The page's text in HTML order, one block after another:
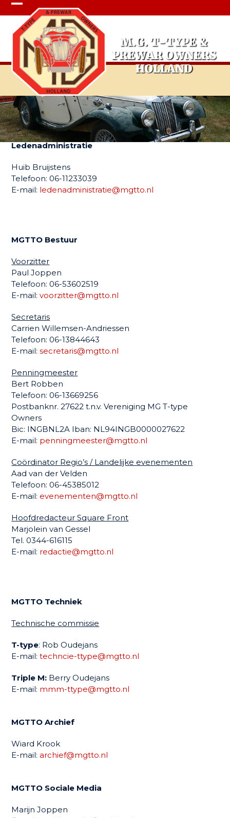
Open
mobile
menu
Close
mobile
menu
Contact
Ledenadministratie
Huib Bruijstens
Telefoon: 06-11233039
E-mail: ledenadministratie@mgtto.nl
MGTTO Bestuur
Voorzitter
Paul Joppen
Telefoon: 06-53602519
E-mail:voorzitter@mgtto.nl
Secretaris
Carrien Willemsen-Andriessen
Telefoon: 06-13844643
E-mail:secretaris@mgtto.nl
Penningmeester
Bert Robben
Telefoon: 06-13669256
Postbanknr. 27622 t.n.v. Vereniging MG T-type
Owners
Bic: INGBNL2A Iban: NL94INGB0000027622
E-mail: penningmeester@mgtto.nl
Coördinator Regio’s / Landelijke evenementen
Aad van der Velden
Telefoon: 06-45385012
E-mail: evenementen@mgtto.nl
Hoofdredacteur Square Front
Marjolein van Gessel
Tel. 0344-616115
E-mail: redactie@mgtto.nl
MGTTO Techniek
Technische commissie
T-type: Rob Oudejans
E-mail:techncie-ttype@mgtto.nl
Triple M: Berry Oudejans
E-mail: mmm-ttype@mgtto.nl
MGTTO Archief
Wiard Krook
E-mail:archief@mgtto.nl
MGTTO Sociale Media
Marijn Joppen